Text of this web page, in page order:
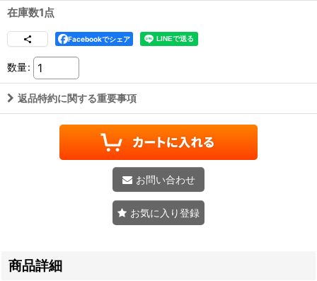
在庫数1点
Facebookでシェア
数量:
返品特約に関する重要事項
お問い合わせ
お気に入り登録
商品詳細